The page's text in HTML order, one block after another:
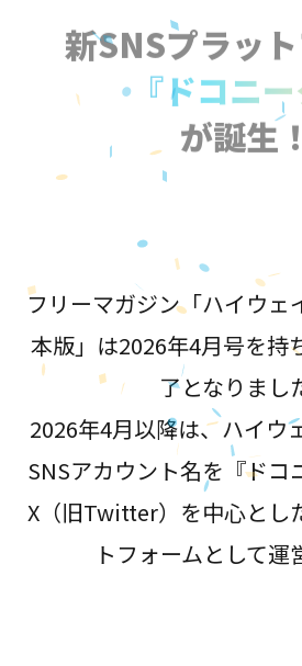
新SNSプラッ
『ドコニ
が誕生！
フリーマガジン「ハイウェ
本版」は2026年4月号を持
了となりまし
2026年4月以降は、ハイウ
SNSアカウント名を『ドコ
X（旧Twitter）を中心とし
トフォームとして運